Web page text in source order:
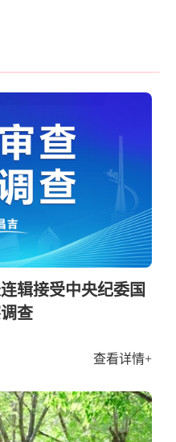
辑接受中央纪委国
查
查看详情+